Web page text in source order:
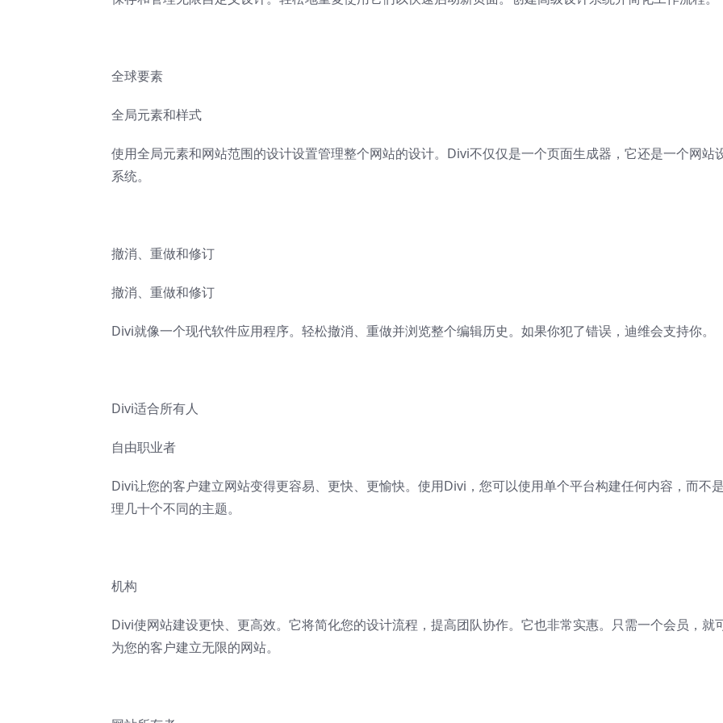
全球要素
全局元素和样式
使用全局元素和网站范围的设计设置管理整个网站的设计。Divi不仅仅是一个页面生成器，它还是一个网站
系统。
撤消、重做和修订
撤消、重做和修订
Divi就像一个现代软件应用程序。轻松撤消、重做并浏览整个编辑历史。如果你犯了错误，迪维会支持你。
Divi适合所有人
自由职业者
Divi让您的客户建立网站变得更容易、更快、更愉快。使用Divi，您可以使用单个平台构建任何内容，而不
理几十个不同的主题。
机构
Divi使网站建设更快、更高效。它将简化您的设计流程，提高团队协作。它也非常实惠。只需一个会员，就
为您的客户建立无限的网站。